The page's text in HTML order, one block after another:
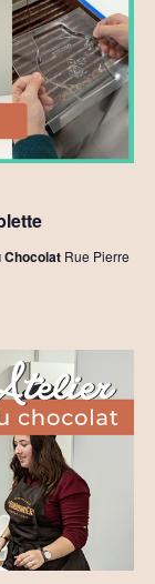
Chocolat Rue Pierre